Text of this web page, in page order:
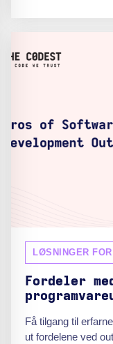
LØSNINGER
Fordeler
Få tilgang til
ut fordelene ved